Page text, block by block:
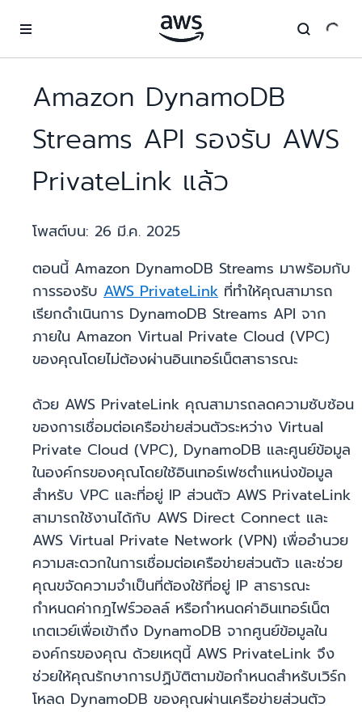
Amazon DynamoDB
Streams API รองรับ AWS
PrivateLink แล้ว
โพสต์บน: 26 มี.ค. 2025
ตอนนี้ Amazon DynamoDB Streams มาพร้อมกับ
การรองรับ AWS PrivateLink ที่ทำให้คุณสามารถ
เรียกดำเนินการ DynamoDB Streams API จาก
ภายใน Amazon Virtual Private Cloud (VPC)
ของคุณโดยไม่ต้องผ่านอินเทอร์เน็ตสาธารณะ
ด้วย AWS PrivateLink คุณสามารถลดความซับซ้อน
ของการเชื่อมต่อเครือข่ายส่วนตัวระหว่าง Virtual
Private Cloud (VPC), DynamoDB และศูนย์ข้อมูล
ในองค์กรของคุณโดยใช้อินเทอร์เฟซตำแหน่งข้อมูล
สำหรับ VPC และที่อยู่ IP ส่วนตัว AWS PrivateLink
สามารถใช้งานได้กับ AWS Direct Connect และ
AWS Virtual Private Network (VPN) เพื่ออำนวย
ความสะดวกในการเชื่อมต่อเครือข่ายส่วนตัว และช่วย
คุณขจัดความจำเป็นที่ต้องใช้ที่อยู่ IP สาธารณะ
กำหนดค่ากฎไฟร์วอลล์ หรือกำหนดค่าอินเทอร์เน็ต
เกตเวย์เพื่อเข้าถึง DynamoDB จากศูนย์ข้อมูลใน
องค์กรของคุณ ด้วยเหตุนี้ AWS PrivateLink จึง
ช่วยให้คุณรักษาการปฏิบัติตามข้อกำหนดสำหรับเวิร์ก
โหลด DynamoDB ของคุณผ่านเครือข่ายส่วนตัว